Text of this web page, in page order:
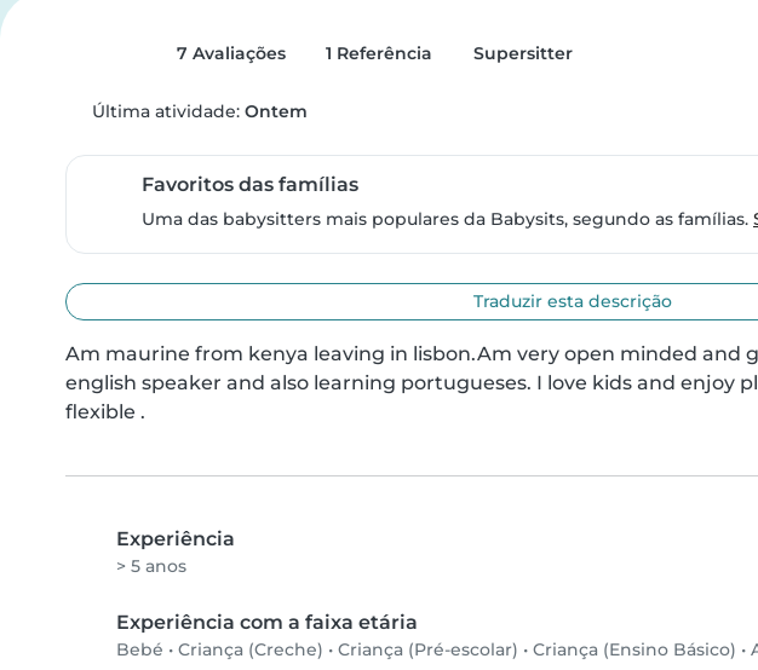
7 Avaliações 1 Referência Supersitter
Última atividade: Ontem
Favoritos das famílias
Uma das babysitters mais populares da Babysits, segundo as famílias.
Traduzir esta descrição
Am maurine from kenya leaving in lisbon.Am very open minded and
english speaker and also learning portugueses. I love kids and enjoy
flexible .
Experiência
> 5 anos
Experiência com a faixa etária
Bebé • Criança (Creche) • Criança (Pré-escolar) • Criança (Ensino Básico) •